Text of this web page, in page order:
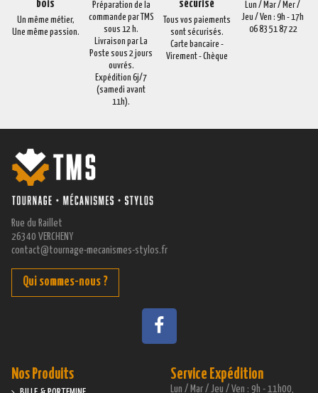
bois
Un même métier,
Une même passion.
Préparation de la
commande par TMS
sous 12 h.
Livraison par La
Poste sous 2 jours
ouvrés.
Expédition 6j/7
(samedi avant
11h).
sécurisé
Tous vos paiements
sont sécurisés.
Carte bancaire -
Virement - Chèque
Lun / Mar / Mer /
Jeu / Ven : 9h - 17h
06 83 51 87 22
Rue du Raillet
26340 VERCHENY
contact@tournage-mecanismes-stylos.fr
Qui sommes-nous ?
Service Expédition
Lun / Mar / Jeu / Ven : 9h - 11h00,
Nos Produits